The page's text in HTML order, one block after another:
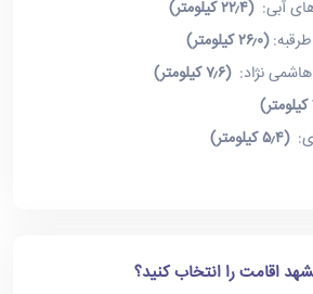
آبی:(۲۲٫۴ کیلومتر)
طرقبه:(۲۶٫۰ کیلومتر)
هاشمی نژاد:(۷٫۶ کیلومتر)
(۵٫۴ کیلومتر)
اقامت را انتخاب کنید؟